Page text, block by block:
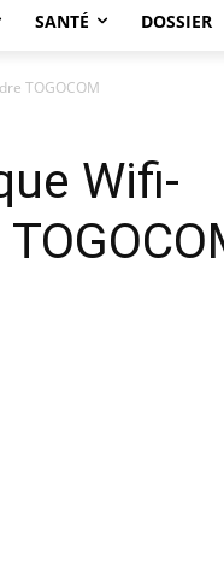
SANTÉ DOSSIER
TOGOCOM
Wifi-